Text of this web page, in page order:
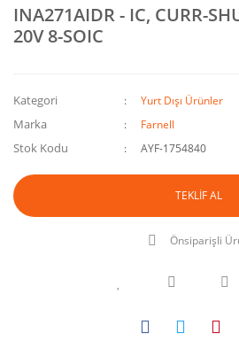
INA271AIDR - IC, CURR-
20V 8-SOIC
Kategori Yurt Dışı Ürünler
Marka Farnell
Stok Kodu AYF-1754840
TEKLİF AL
Önsiparişli